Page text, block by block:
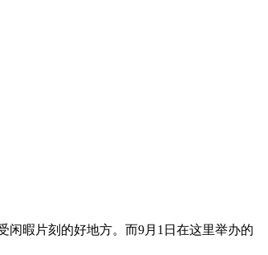
闲暇片刻的好地方。而9月1日在这里举办的